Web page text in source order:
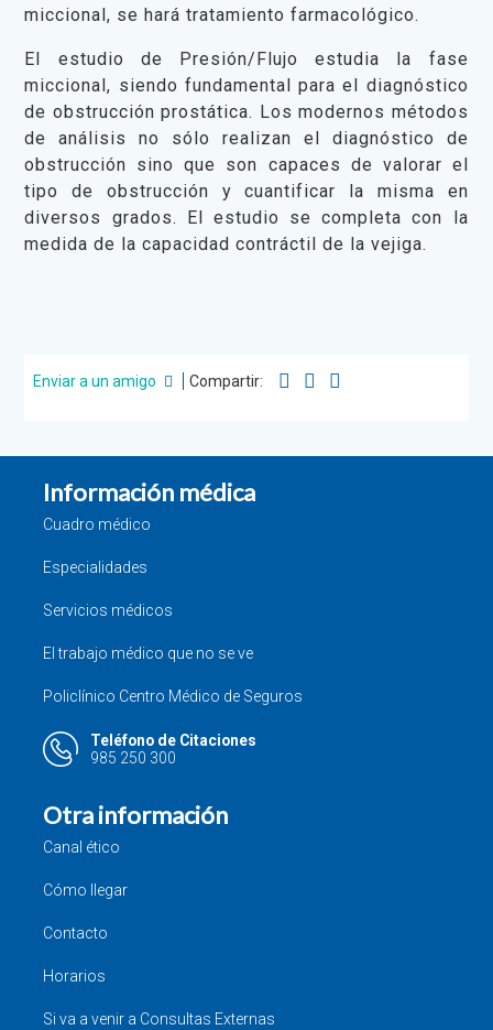
miccional, se hará tratamiento farmacológico.
El estudio de Presión/Flujo estudia la fase
miccional, siendo fundamental para el diagnóstico
de obstrucción prostática. Los modernos métodos
de análisis no sólo realizan el diagnóstico de
obstrucción sino que son capaces de valorar el
tipo de obstrucción y cuantificar la misma en
diversos grados. El estudio se completa con la
medida de la capacidad contráctil de la vejiga.
Enviar a un amigo Compartir:
Información médica
Cuadro médico
Especialidades
Servicios médicos
El trabajo médico que no se ve
Policlínico Centro Médico de Seguros
Teléfono de Citaciones
985 250 300
Otra información
Canal ético
Cómo llegar
Contacto
Horarios
Si va a venir a Consultas Externas